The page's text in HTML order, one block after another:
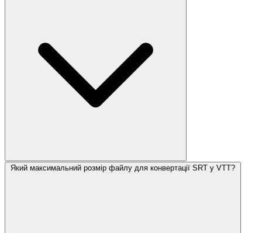
Який максимальний розмір файлу для конвертації SRT у VTT?